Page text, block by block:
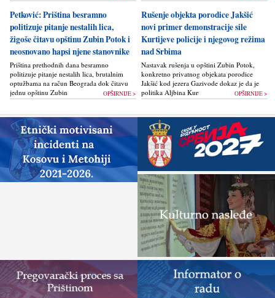
Petković: Priština besramno
politizuje pitanje nestalih lica,
žigoše čitavu opštinu Zubin Potok i
neosnovano hapsi njene stanovnike
Priština prethodnih dana besramno
politizuje pitanje nestalih lica, brutalnim
optužbama na račun Beograda dok čitavu
jednu opštinu Zubin Potok žigoše...OPŠIRNIJE >
Rušenje objekta porodice Jakšić
novi primer demonstracije sile
Kurtijeve policije i njegovog režima
nad Srbima
Nastavak rušenja u opštini Zubin Potok,
konkretno privatnog objekata porodice
Jakšić kod jezera Gazivode dokaz je da je
politika Alјbina Kurtija...
OPŠIRNIJE >